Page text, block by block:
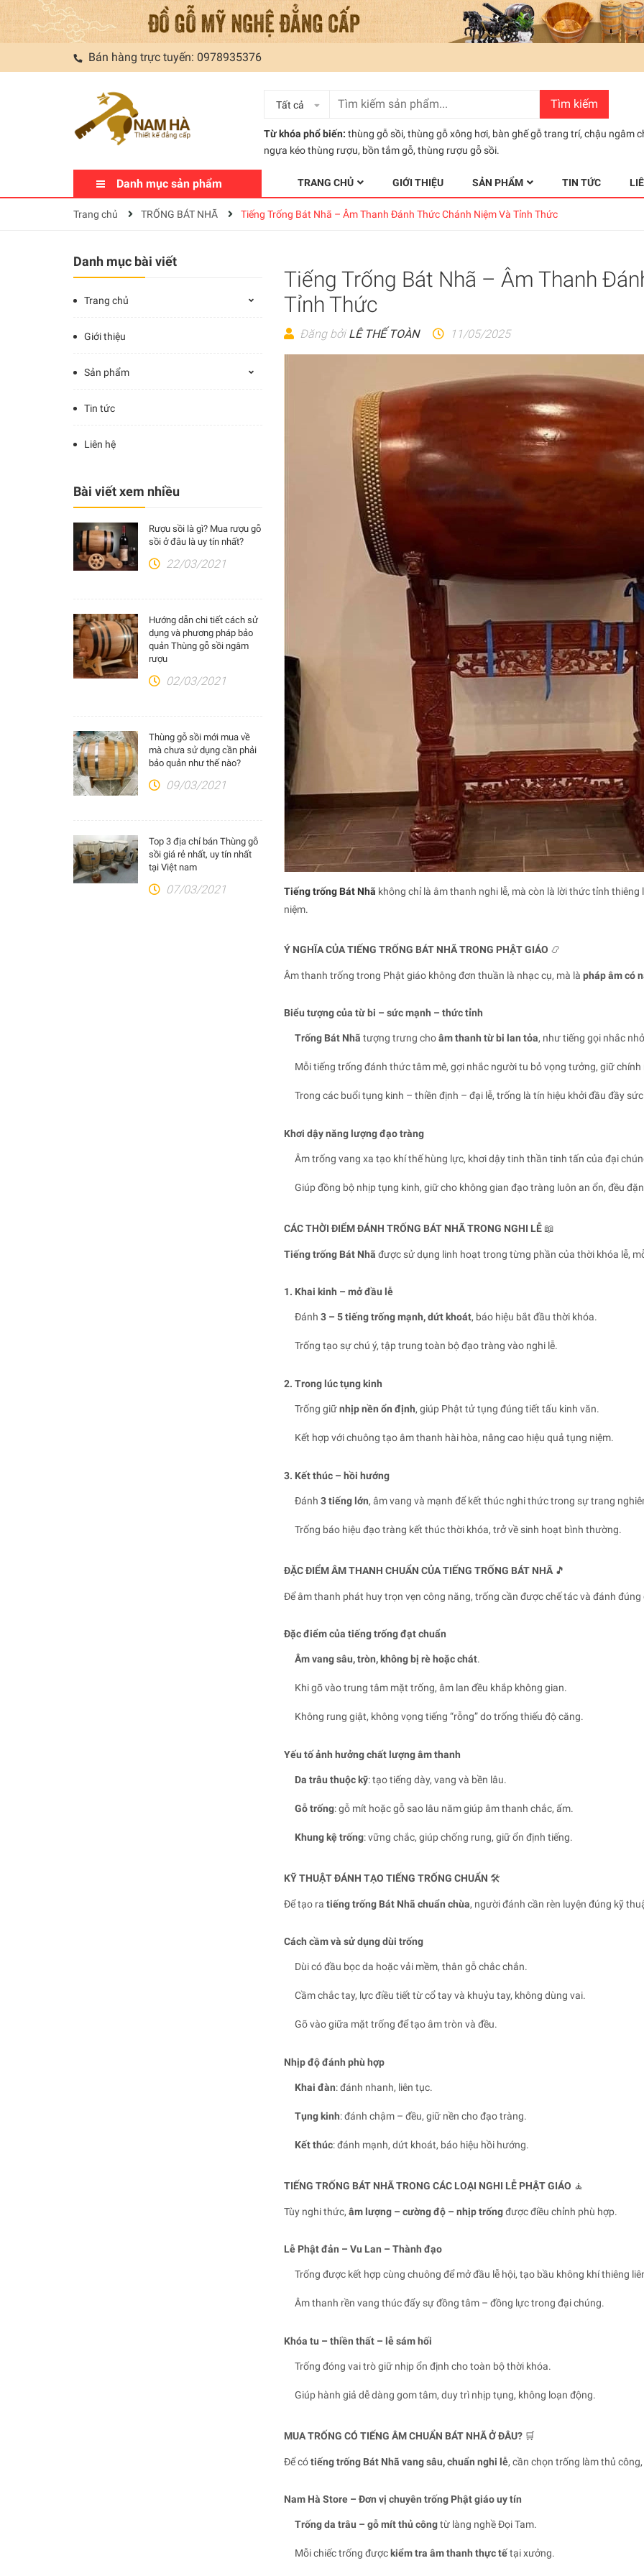
Bán hàng trực tuyến: 0978935376
Tất cả Tìm kiếm
Từ khóa phổ biến: thùng gỗ sồi, thùng gỗ xông hơi, bàn ghế gỗ trang trí, chậu ngâm
ngựa kéo thùng rượu, bồn tắm gỗ, thùng rượu gỗ sồi.
Danh mục sản phẩm TRANG CHỦ GIỚI THIỆU SẢN PHẨM TIN TỨC
Trang chủ TRỐNG BÁT NHÃ Tiếng Trống Bát Nhã – Âm Thanh Đánh Thức Chánh Niệm Và Tỉnh Thức
Danh mục bài viết
Trang chủ
Giới thiệu
Sản phẩm
Tin tức
Liên hệ
Bài viết xem nhiều
Rượu sồi là gì? Mua rượu gỗ
sồi ở đâu là uy tín nhất?
22/03/2021
Hướng dẫn chi tiết cách sử
dụng và phương pháp bảo
quản Thùng gỗ sồi ngâm
rượu
02/03/2021
Thùng gỗ sồi mới mua về
mà chưa sử dụng cần phải
bảo quản như thế nào?
09/03/2021
Top 3 địa chỉ bán Thùng gỗ
sồi giá rẻ nhất, uy tín nhất
tại Việt nam
07/03/2021
Tiếng Trống Bát Nhã – Âm Thanh
Tỉnh Thức
Đăng bởi LÊ THẾ TOÀN 11/05/2025
Tiếng trống Bát Nhã không chỉ là âm thanh nghi lễ, mà còn là lời thức tỉnh
niệm.
Ý NGHĨA CỦA TIẾNG TRỐNG BÁT NHÃ TRONG PHẬT GIÁO 📿
Âm thanh trống trong Phật giáo không đơn thuần là nhạc cụ, mà là pháp âm có
Biểu tượng của từ bi – sức mạnh – thức tỉnh
Trống Bát Nhã tượng trưng choâm thanh từ bi lan tỏa, như tiếng gọi nhắc
Mỗi tiếng trống đánh thức tâm mê, gợi nhắc người tu bỏ vọng tưởng, giữ chính
Trong các buổi tụng kinh – thiền định – đại lễ, trống là tín hiệu khởi đầu đầy
Khơi dậy năng lượng đạo tràng
Âm trống vang xa tạo khí thế hùng lực, khơi dậy tinh thần tinh tấn của đại
Giúp đồng bộ nhịp tụng kinh, giữ cho không gian đạo tràng luôn an ổn, đều
CÁC THỜI ĐIỂM ĐÁNH TRỐNG BÁT NHÃ TRONG NGHI LỄ📖
Tiếng trống Bát Nhã được sử dụng linh hoạt trong từng phần của thời khóa lễ,
1. Khai kinh – mở đầu lễ
Đánh 3 – 5 tiếng trống mạnh, dứt khoát, báo hiệu bắt đầu thời khóa.
Trống tạo sự chú ý, tập trung toàn bộ đạo tràng vào nghi lễ.
2. Trong lúc tụng kinh
Trống giữnhịp nền ổn định, giúp Phật tử tụng đúng tiết tấu kinh văn.
Kết hợp với chuông tạo âm thanh hài hòa, nâng cao hiệu quả tụng niệm.
3. Kết thúc – hồi hướng
Đánh 3 tiếng lớn, âm vang và mạnh để kết thúc nghi thức trong sự trang
Trống báo hiệu đạo tràng kết thúc thời khóa, trở về sinh hoạt bình thường.
ĐẶC ĐIỂM ÂM THANH CHUẨN CỦA TIẾNG TRỐNG BÁT NHÃ🎵
Để âm thanh phát huy trọn vẹn công năng, trống cần được chế tác và đánh đúng
Đặc điểm của tiếng trống đạt chuẩn
Âm vang sâu, tròn, không bị rè hoặc chát.
Khi gõ vào trung tâm mặt trống, âm lan đều khắp không gian.
Không rung giật, không vọng tiếng “rỗng” do trống thiếu độ căng.
Yếu tố ảnh hưởng chất lượng âm thanh
Da trâu thuộc kỹ: tạo tiếng dày, vang và bền lâu.
Gỗ trống: gỗ mít hoặc gỗ sao lâu năm giúp âm thanh chắc, ấm.
Khung kệ trống: vững chắc, giúp chống rung, giữ ổn định tiếng.
KỸ THUẬT ĐÁNH TẠO TIẾNG TRỐNG CHUẨN 🛠️
Để tạo ra tiếng trống Bát Nhã chuẩn chùa, người đánh cần rèn luyện đúng kỹ
Cách cầm và sử dụng dùi trống
Dùi có đầu bọc da hoặc vải mềm, thân gỗ chắc chắn.
Cầm chắc tay, lực điều tiết từ cổ tay và khuỷu tay, không dùng vai.
Gõ vào giữa mặt trống để tạo âm tròn và đều.
Nhịp độ đánh phù hợp
Khai đàn: đánh nhanh, liên tục.
Tụng kinh: đánh chậm – đều, giữ nền cho đạo tràng.
Kết thúc: đánh mạnh, dứt khoát, báo hiệu hồi hướng.
TIẾNG TRỐNG BÁT NHÃ TRONG CÁC LOẠI NGHI LỄ PHẬT GIÁO 🧘
Tùy nghi thức, âm lượng – cường độ – nhịp trốngđược điều chỉnh phù hợp.
Lễ Phật đản – Vu Lan – Thành đạo
Trống được kết hợp cùng chuông để mở đầu lễ hội, tạo bầu không khí thiêng
Âm thanh rền vang thúc đẩy sự đồng tâm – đồng lực trong đại chúng.
Khóa tu – thiền thất – lễ sám hối
Trống đóng vai trò giữ nhịp ổn định cho toàn bộ thời khóa.
Giúp hành giả dễ dàng gom tâm, duy trì nhịp tụng, không loạn động.
MUA TRỐNG CÓ TIẾNG ÂM CHUẨN BÁT NHÃ Ở ĐÂU?🛒
Để cótiếng trống Bát Nhã vang sâu, chuẩn nghi lễ, cần chọn trống làm thủ
Nam Hà Store – Đơn vị chuyên trống Phật giáo uy tín
Trống da trâu – gỗ mít thủ côngtừ làng nghề Đọi Tam.
Mỗi chiếc trống đượckiểm tra âm thanh thực tếtại xưởng.